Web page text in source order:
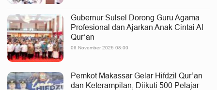
Gubernur Sulsel Dorong Guru Agama
Profesional dan Ajarkan Anak Cintai Al
Qur’an
06 November 2025 08:00
Pemkot Makassar Gelar Hifdzil Qur’an
dan Keterampilan, Diikuti 500 Pelajar